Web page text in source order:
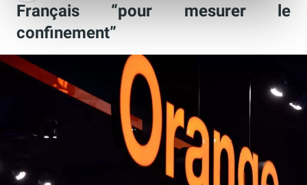
Français “pour mesurer le
confinement”